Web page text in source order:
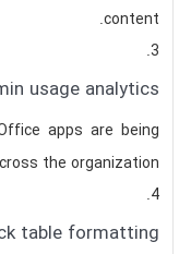
content.
usage analytics
apps are being
the organization.
table formatting